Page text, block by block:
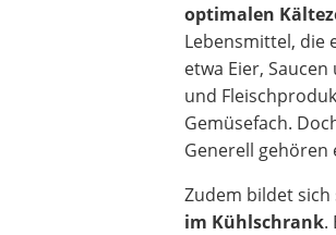
optimalen
Lebensmittel, die
etwa Eier,
und
Gemüsefach.
Generell gehören
Zudem bildet
im Kühlschrank.